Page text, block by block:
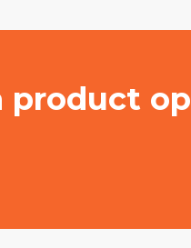
product op